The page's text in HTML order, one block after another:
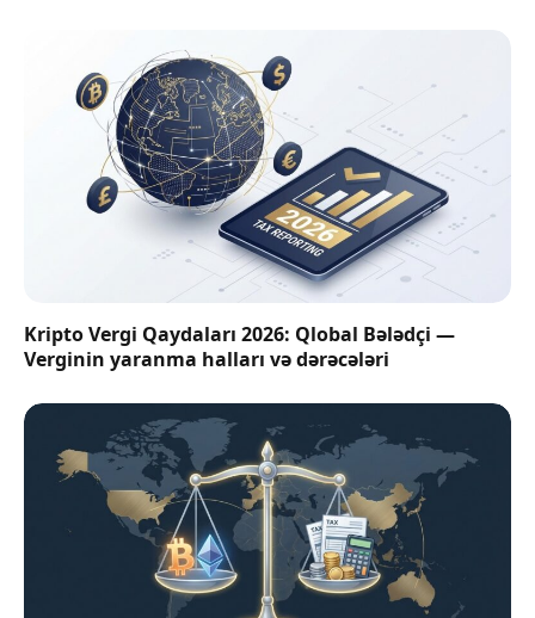
Kripto Vergi Qaydaları 2026: Qlobal Bələdçi —
Verginin yaranma halları və dərəcələri